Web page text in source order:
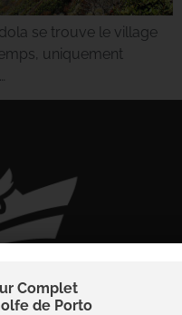
se trouve le village
uniquement
Complet
de Porto